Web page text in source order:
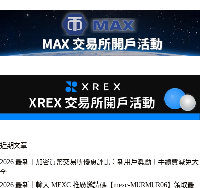
近期文章
2026 最新｜加密貨幣交易所優惠評比：新用戶獎勵＋手續費減免大
全
2026 最新｜輸入 MEXC 推廣邀請碼【mexc-MURMUR06】領取最